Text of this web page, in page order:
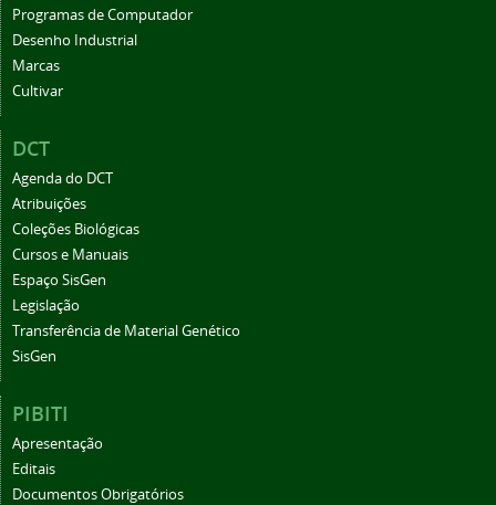
Programas de Computador
Desenho Industrial
Marcas
Cultivar
DCT
Agenda do DCT
Atribuições
Coleções Biológicas
Cursos e Manuais
Espaço SisGen
Legislação
Transferência de Material Genético
SisGen
PIBITI
Apresentação
Editais
Documentos Obrigatórios